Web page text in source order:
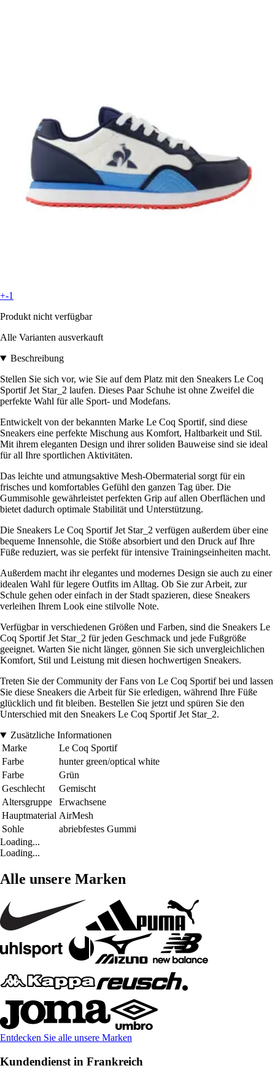
+-1
Produkt nicht verfügbar
Alle Varianten ausverkauft
Beschreibung
Stellen Sie sich vor, wie Sie auf dem Platz mit den Sneakers Le Coq
Sportif Jet Star_2 laufen. Dieses Paar Schuhe ist ohne Zweifel die
perfekte Wahl für alle Sport- und Modefans.
Entwickelt von der bekannten Marke Le Coq Sportif, sind diese
Sneakers eine perfekte Mischung aus Komfort, Haltbarkeit und Stil.
Mit ihrem eleganten Design und ihrer soliden Bauweise sind sie ideal
für all Ihre sportlichen Aktivitäten.
Das leichte und atmungsaktive Mesh-Obermaterial sorgt für ein
frisches und komfortables Gefühl den ganzen Tag über. Die
Gummisohle gewährleistet perfekten Grip auf allen Oberflächen und
bietet dadurch optimale Stabilität und Unterstützung.
Die Sneakers Le Coq Sportif Jet Star_2 verfügen außerdem über eine
bequeme Innensohle, die Stöße absorbiert und den Druck auf Ihre
Füße reduziert, was sie perfekt für intensive Trainingseinheiten macht.
Außerdem macht ihr elegantes und modernes Design sie auch zu einer
idealen Wahl für legere Outfits im Alltag. Ob Sie zur Arbeit, zur
Schule gehen oder einfach in der Stadt spazieren, diese Sneakers
verleihen Ihrem Look eine stilvolle Note.
Verfügbar in verschiedenen Größen und Farben, sind die Sneakers Le
Coq Sportif Jet Star_2 für jeden Geschmack und jede Fußgröße
geeignet. Warten Sie nicht länger, gönnen Sie sich unvergleichlichen
Komfort, Stil und Leistung mit diesen hochwertigen Sneakers.
Treten Sie der Community der Fans von Le Coq Sportif bei und lassen
Sie diese Sneakers die Arbeit für Sie erledigen, während Ihre Füße
glücklich und fit bleiben. Bestellen Sie jetzt und spüren Sie den
Unterschied mit den Sneakers Le Coq Sportif Jet Star_2.
Zusätzliche Informationen
Marke
Le Coq Sportif
Farbe
hunter green/optical white
Farbe
Grün
Geschlecht
Gemischt
Altersgruppe
Erwachsene
Hauptmaterial AirMesh
Sohle
abriebfestes Gummi
Loading...
Loading...
Alle unsere Marken
Entdecken Sie alle unsere Marken
Kundendienst in Frankreich